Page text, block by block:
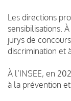
Les directions
sensibilisations.
jurys de
discrimination et
À l’INSEE, en
à la prévention